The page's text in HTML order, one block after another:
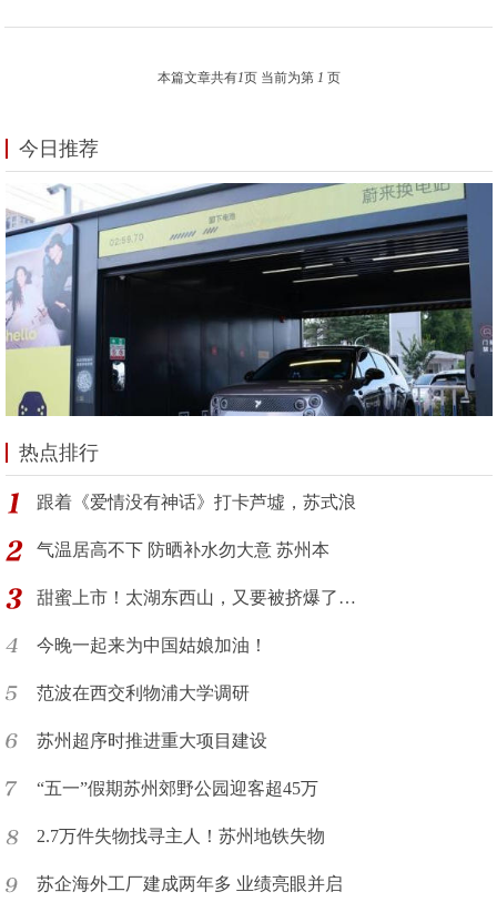
本篇文章共有1页 当前为第 1 页
今日推荐
热点排行
跟着《爱情没有神话》打卡芦墟，苏式浪
气温居高不下 防晒补水勿大意 苏州本
甜蜜上市！太湖东西山，又要被挤爆了…
今晚一起来为中国姑娘加油！
范波在西交利物浦大学调研
苏州超序时推进重大项目建设
“五一”假期苏州郊野公园迎客超45万
2.7万件失物找寻主人！苏州地铁失物
苏企海外工厂建成两年多 业绩亮眼并启